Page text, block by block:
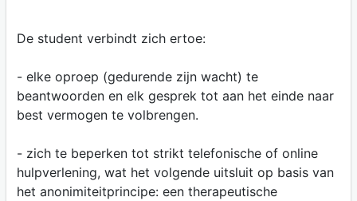
De student verbindt zich ertoe:
- elke oproep (gedurende zijn wacht) te
beantwoorden en elk gesprek tot aan het einde naar
best vermogen te volbrengen.
- zich te beperken tot strikt telefonische of online
hulpverlening, wat het volgende uitsluit op basis van
het anonimiteitprincipe: een therapeutische